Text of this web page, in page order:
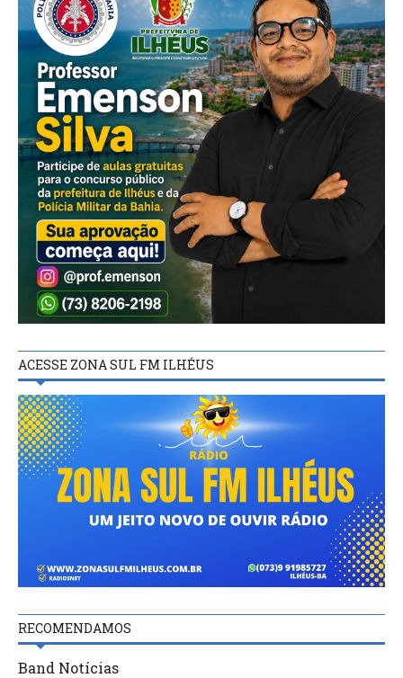
ACESSE ZONA SUL FM ILHÉUS
RECOMENDAMOS
Band Notícias